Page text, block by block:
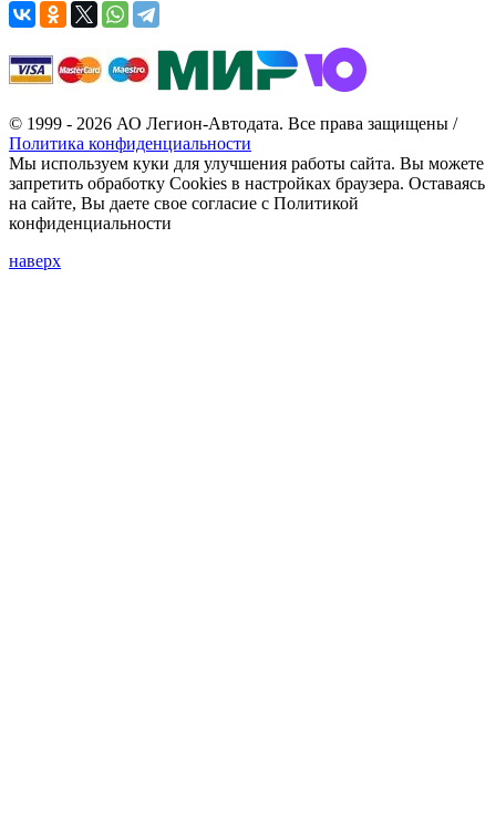
© 1999 - 2026 АО Легион-Автодата. Все права защищены /
Политика конфиденциальности
Мы используем куки для улучшения работы сайта. Вы можете
запретить обработку Cookies в настройках браузера. Оставаясь
на сайте, Вы даете свое согласие с Политикой
конфиденциальности
наверх